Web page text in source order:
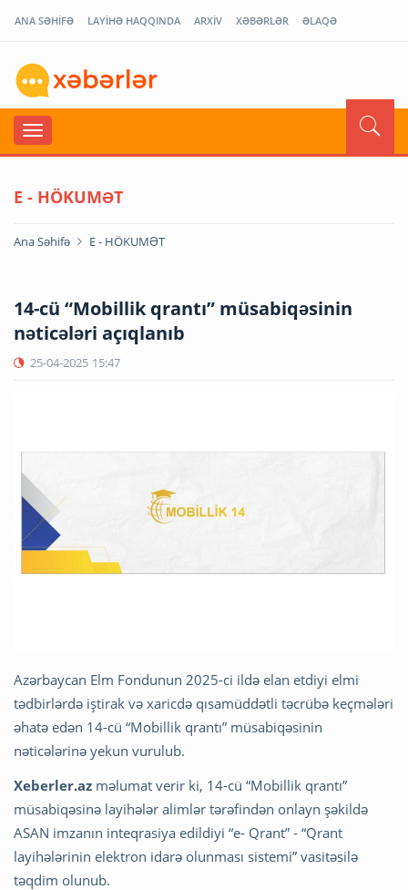
ANA SƏHİFƏ LAYİHƏ HAQQINDA ARXİV XƏBƏRLƏR ƏLAQƏ
E - HÖKUMƏT
Ana Səhifə E - HÖKUMƏT
14-cü “Mobillik qrantı” müsabiqəsinin
nəticələri açıqlanıb
25-04-2025 15:47
Azərbaycan Elm Fondunun 2025-ci ildə elan etdiyi elmi
tədbirlərdə iştirak və xaricdə qısamüddətli təcrübə keçmələri
əhatə edən 14-cü “Mobillik qrantı” müsabiqəsinin
nəticələrinə yekun vurulub.
Xeberler.az məlumat verir ki, 14-cü “Mobillik qrantı”
müsabiqəsinə layihələr alimlər tərəfindən onlayn şəkildə
ASAN imzanın inteqrasiya edildiyi “e- Qrant” - “Qrant
layihələrinin elektron idarə olunması sistemi” vasitəsilə
təqdim olunub.